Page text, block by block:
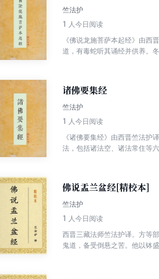
竺法护
1 人今日阅读
《佛说龙施菩萨本起经》由西
道，有毒蛇听其诵经并供养。
诸佛要集经
竺法护
1 人今日阅读
《诸佛要集经》由西晋竺法护
法，包括诸法空、诸法常住等
佛说盂兰盆经[精校本]
竺法护
1 人今日阅读
西晋三藏法师竺法护译。方等
鬼道，备受倒悬之苦。他以钵